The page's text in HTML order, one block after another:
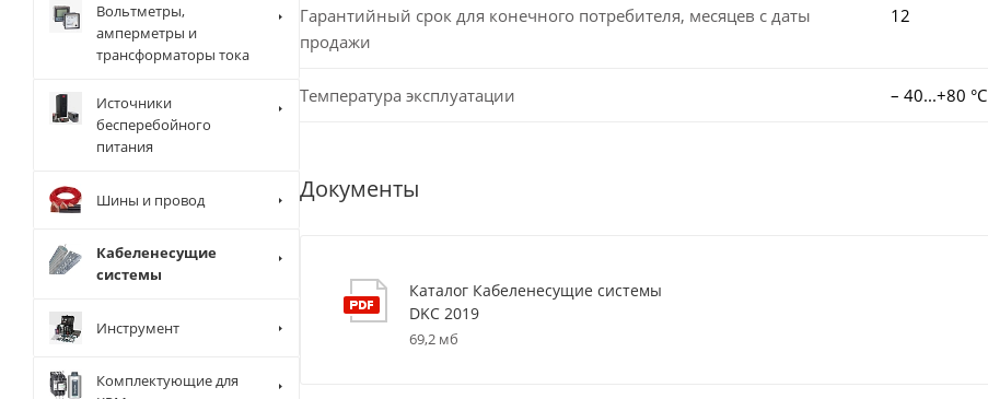
Гарантийный срок для конечного потребителя, месяцев с даты
продажи
12
Температура эксплуатации – 40...+80 °С
Документы
Каталог Кабеленесущие системы
DKC 2019
69,2 мб
Вольтметры,
амперметры и
трансформаторы тока
Источники
бесперебойного
питания
Шины и провод
Кабеленесущие
системы
Инструмент
Комплектующие для